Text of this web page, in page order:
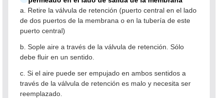
a. Retire la válvula de retención (puerto central en el lado
de dos puertos de la membrana o en la tubería de este
puerto central)
b. Sople aire a través de la válvula de retención. Sólo
debe fluir en un sentido.
c. Si el aire puede ser empujado en ambos sentidos a
través de la válvula de retención es malo y necesita ser
reemplazado.